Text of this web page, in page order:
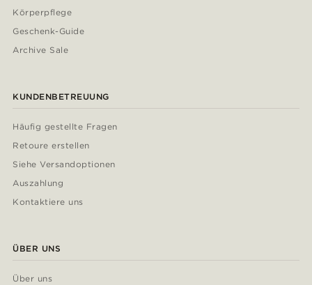
Körperpflege
Geschenk-Guide
Archive Sale
KUNDENBETREUUNG
Häufig gestellte Fragen
Retoure erstellen
Siehe Versandoptionen
Auszahlung
Kontaktiere uns
ÜBER UNS
Über uns